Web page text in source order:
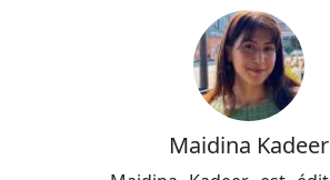
Maidina Kadeer